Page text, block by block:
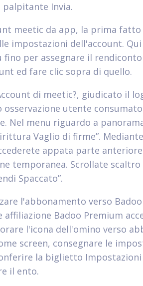
palpitante Invia.
meetic da app, la prima fatto
impostazioni dell'account.
per assegnare il
ed fare clic sopra di quello.
di meetic?, giudicato il
osservazione utente
Nel menu riguardo a
Vaglio di firme”. Mediante
appata parte
temporanea. Scrollate scaltro
Spaccato”.
l'abbonamento verso Badoo
Badoo Premium
l'icona dell'omino verso
screen, consegnare le
la biglietto
il ento.